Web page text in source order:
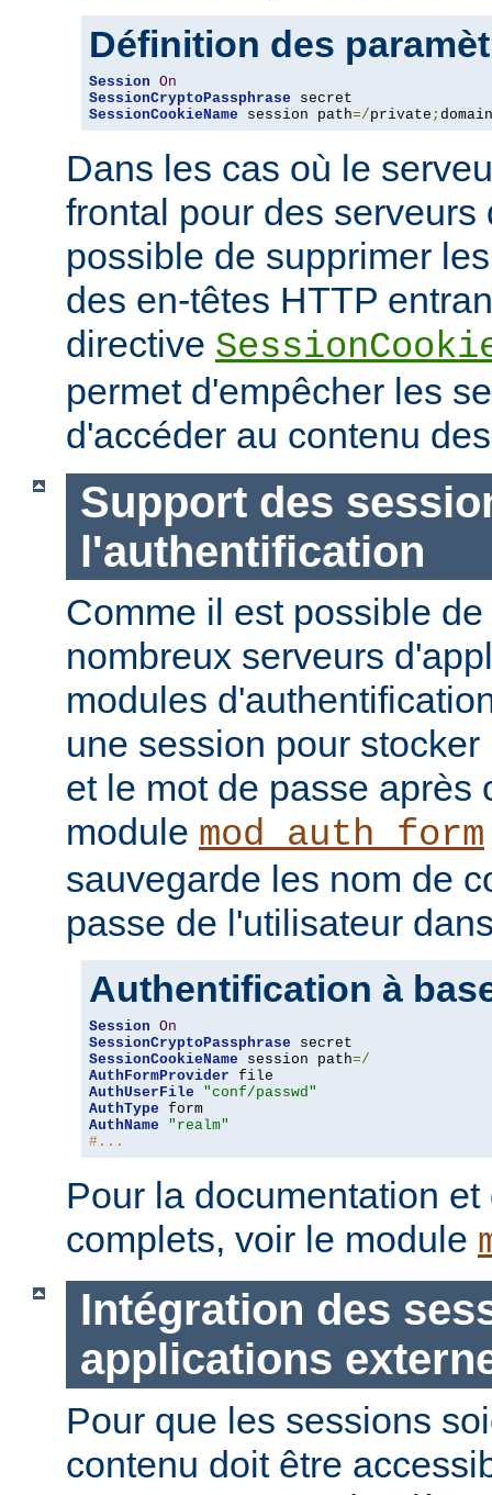
Définition des
Session On
SessionCryptoPassphrase
SessionCookieName session path=/private ; domain
Dans les cas où le
frontal pour des
possible de supprimer
des en-têtes HTTP
directive
permet d'empêcher les
d'accéder au contenu
Support des
l'authentification
Comme il est possible
nombreux serveurs
modules
une session pour
et le mot de passe après
module mod_auth_form
sauvegarde les nom de
passe de l'utilisateur
Authentification à
Session On
SessionCryptoPassphrase
SessionCookieName session path=/
AuthFormProvider
AuthUserFile
"conf/passwd"
AuthType
AuthName
"realm"
#...
Pour la documentation
complets, voir le module
Intégration des
applications
Pour que les sessions
contenu doit être